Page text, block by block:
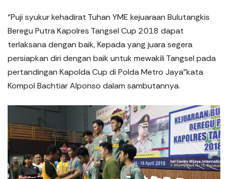
“Puji syukur kehadirat Tuhan YME kejuaraan Bulutangkis
Beregu Putra Kapolres Tangsel Cup 2018 dapat
terlaksana dengan baik, Kepada yang juara segera
persiapkan diri dengan baik untuk mewakili Tangsel pada
pertandingan Kapolda Cup di Polda Metro Jaya”kata
Kompol Bachtiar Alponso dalam sambutannya.